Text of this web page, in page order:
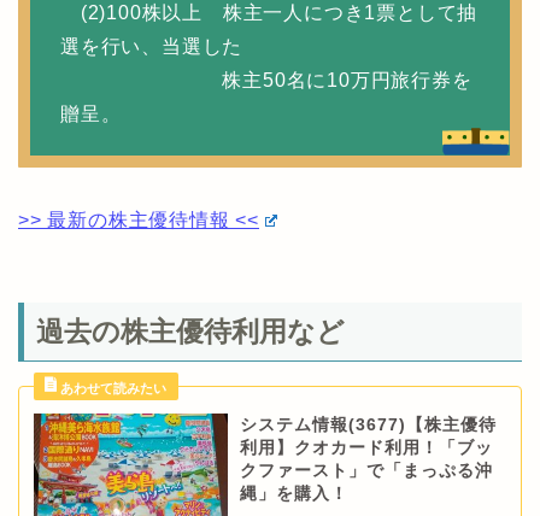
(2)100株以上 株主一人につき1票として抽
選を行い、当選した
株主50名に10万円旅行券を
贈呈。
>> 最新の株主優待情報 <<
過去の株主優待利用など
システム情報(3677)【株主優待
利用】クオカード利用！「ブッ
クファースト」で「まっぷる沖
縄」を購入！